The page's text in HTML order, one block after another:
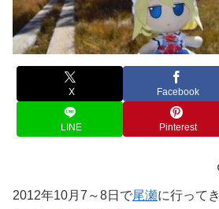
X Facebook
LINE Pinterest
2012年10月7～8日で尾瀬に行って